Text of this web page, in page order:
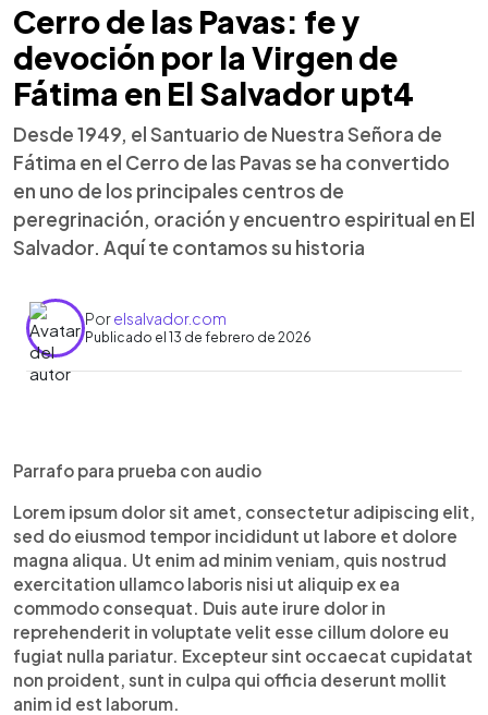
Cerro de las Pavas: fe y
devoción por la Virgen de
Fátima en El Salvador upt4
Desde 1949, el Santuario de Nuestra Señora de
Fátima en el Cerro de las Pavas se ha convertido
en uno de los principales centros de
peregrinación, oración y encuentro espiritual en El
Salvador. Aquí te contamos su historia
Porelsalvador.com
Publicado el 13 de febrero de 2026
Escuchar artículo
Parrafo para prueba con audio
Lorem ipsum dolor sit amet, consectetur adipiscing elit,
sed do eiusmod tempor incididunt ut labore et dolore
magna aliqua. Ut enim ad minim veniam, quis nostrud
exercitation ullamco laboris nisi ut aliquip ex ea
commodo consequat. Duis aute irure dolor in
reprehenderit in voluptate velit esse cillum dolore eu
fugiat nulla pariatur. Excepteur sint occaecat cupidatat
non proident, sunt in culpa qui officia deserunt mollit
anim id est laborum.